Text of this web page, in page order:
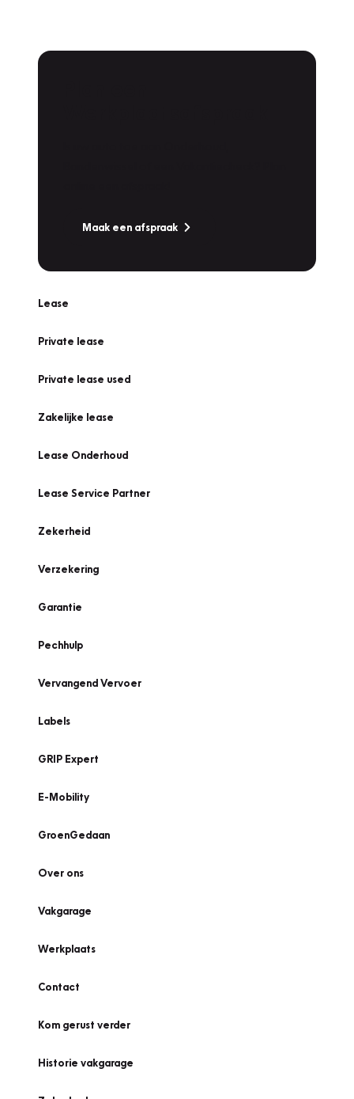
Maak een afspraak
Lease
Private lease
Private lease used
Zakelijke lease
Lease Onderhoud
Lease Service Partner
Zekerheid
Verzekering
Garantie
Pechhulp
Vervangend Vervoer
Labels
GRIP Expert
E-Mobility
GroenGedaan
Over ons
Vakgarage
Werkplaats
Contact
Kom gerust verder
Historie vakgarage